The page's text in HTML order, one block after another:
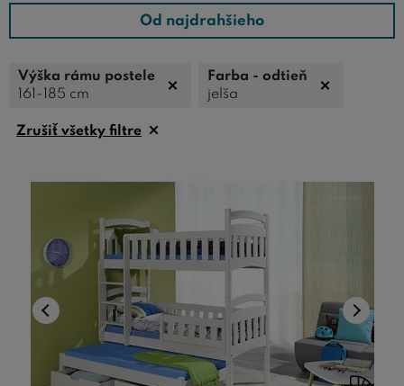
Od najdrahšieho
Výška rámu postele
161-185 cm
Farba - odtieň
jelša
Zrušiť všetky filtre